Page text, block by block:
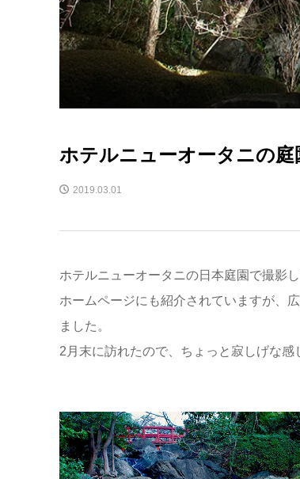
ホテルニューオータニの庭
2019.03.01
ホテルニューオータニの日本庭園で撮影し
ホームページにも紹介されていますが、
ました。
2月末に訪れたので、ちょっと寂しげな感